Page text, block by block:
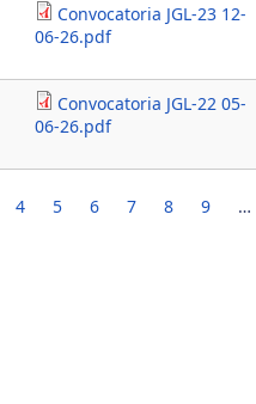
Convocatoria JGL-23 12-
06-26.pdf
Convocatoria JGL-22 05-
06-26.pdf
4 5 6 7 8 9 …